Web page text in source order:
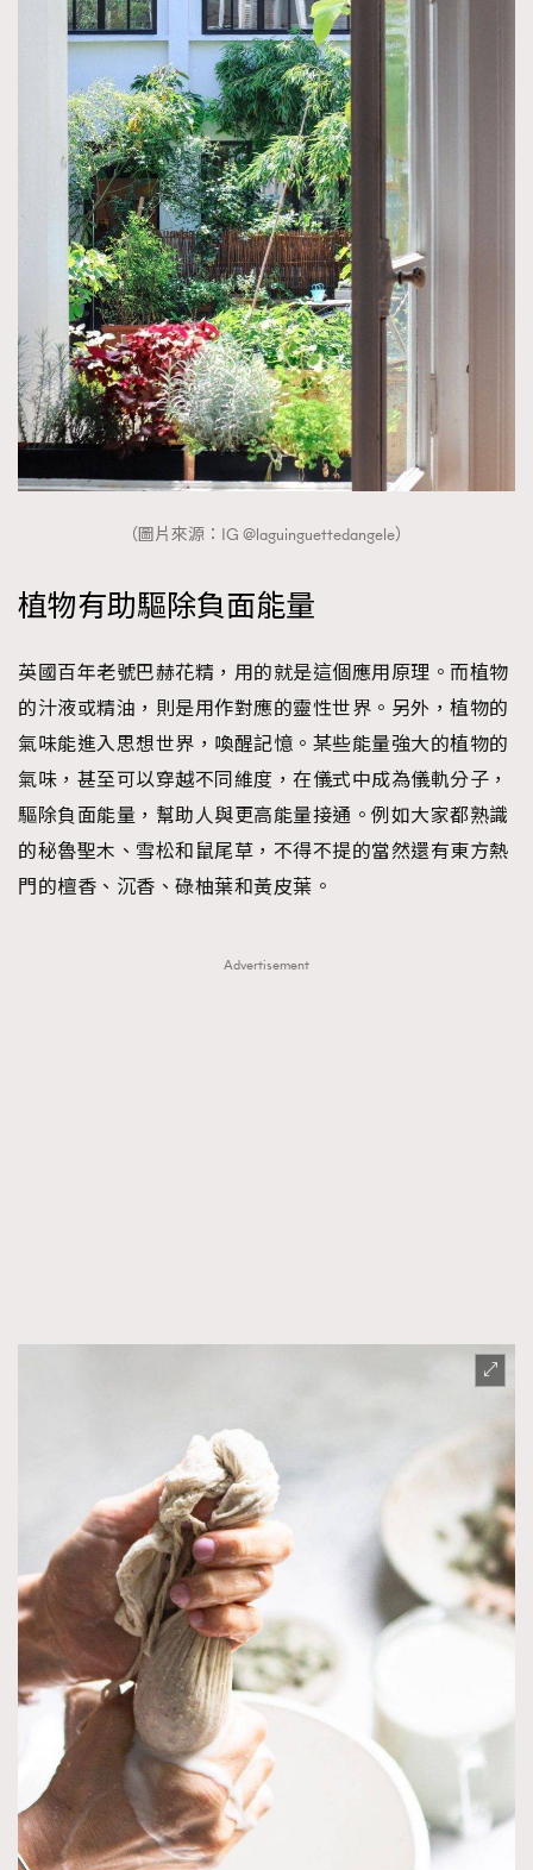
（圖片來源：IG @laguinguettedangele）
植物有助驅除負面能量
英國百年老號巴赫花精，用的就是這個應用原理。而植物
的汁液或精油，則是用作對應的靈性世界。另外，植物的
氣味能進入思想世界，喚醒記憶。某些能量強大的植物的
氣味，甚至可以穿越不同維度，在儀式中成為儀軌分子，
驅除負面能量，幫助人與更高能量接通。例如大家都熟識
的秘魯聖木、雪松和鼠尾草，不得不提的當然還有東方熱
門的檀香、沉香、碌柚葉和黃皮葉。
Advertisement